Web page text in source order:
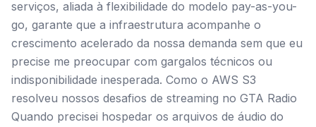
serviços, aliada à flexibilidade do modelo pay-as-you-
go, garante que a infraestrutura acompanhe o
crescimento acelerado da nossa demanda sem que eu
precise me preocupar com gargalos técnicos ou
indisponibilidade inesperada. Como o AWS S3
resolveu nossos desafios de streaming no GTA Radio
Quando precisei hospedar os arquivos de áudio do